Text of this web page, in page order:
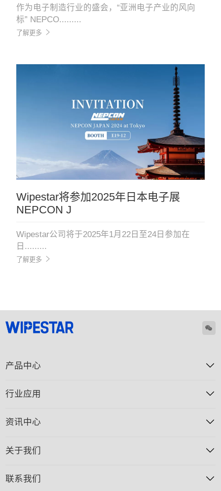
作为电子制造行业的盛会，“亚洲电子产业的风向
标” NEPCO.........
了解更多
Wipestar将参加2025年日本电子展
NEPCON J
Wipestar公司将于2025年1月22日至24日参加在
日.........
了解更多
产品中心
行业应用
资讯中心
关于我们
联系我们